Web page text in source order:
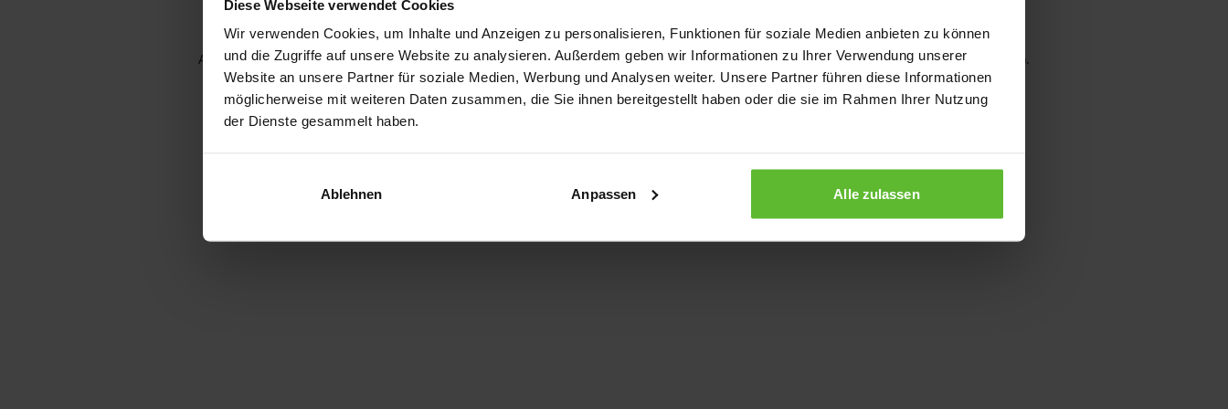
Diese Webseite verwendet Cookies
Wir verwenden Cookies, um Inhalte und Anzeigen zu personalisieren, Funktionen für soziale Medien anbieten zu können
und die Zugriffe auf unsere Website zu analysieren. Außerdem geben wir Informationen zu Ihrer Verwendung unserer
Website an unsere Partner für soziale Medien, Werbung und Analysen weiter. Unsere Partner führen diese Informationen
möglicherweise mit weiteren Daten zusammen, die Sie ihnen bereitgestellt haben oder die sie im Rahmen Ihrer Nutzung
der Dienste gesammelt haben.
Ablehnen Anpassen Alle zulassen
Application error: a client-side exception has occurred while loading www.kurzwego.de (see the browser console for more information).